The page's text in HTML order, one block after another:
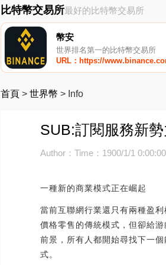
比特幣交易所最好的比特幣交易所
幣安
世界排名第一的比特幣交易所
URL：https://
首頁 > 世界幣 > Info
SUB:訂閱服務新
Author：Time：1900/1/1 0:00:00
一種新的商業模式正在崛起
當前互聯網行業還只有兩種盈
價格零售的傳統模式，但卻給
前景，所有人都開始尋找下一
式。